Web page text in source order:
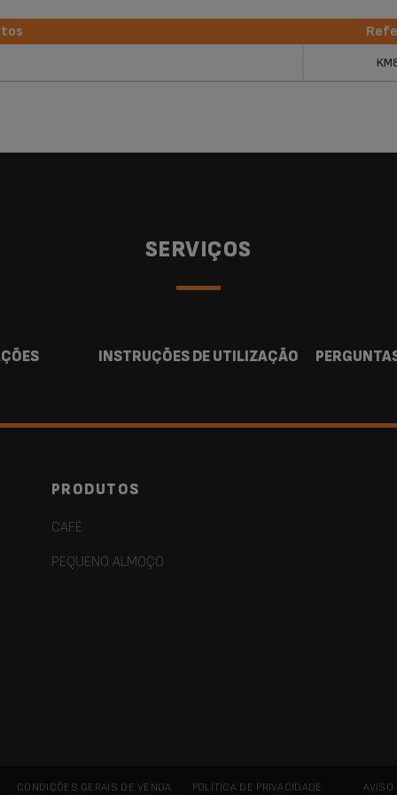
SERVIÇOS
INSTRUÇÕES DE UTILIZAÇÃO
PRODUTOS
CAFÉ
PEQUENO ALMOÇO
CONDIÇÕES GERAIS DE VENDA POLÍTICA DE PRIVACIDADE AVISO